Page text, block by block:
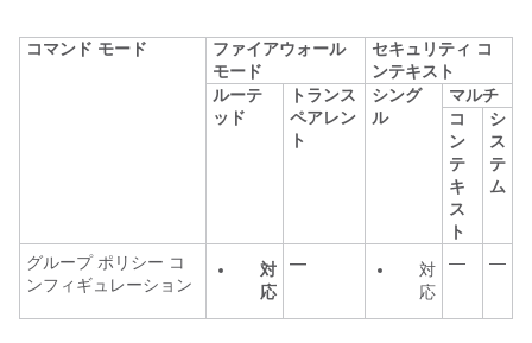
コマンド モード
ファイアウォール
モード
セキュリティ コ
ンテキスト
ルーテ
ッド
トランス
ペアレン
ト
シング
ル
マルチ
コ
ン
テ
キ
ス
ト
シ
ス
テ
ム
グループ ポリシー コ
ンフィギュレーション
対
応
—
対
応
— —